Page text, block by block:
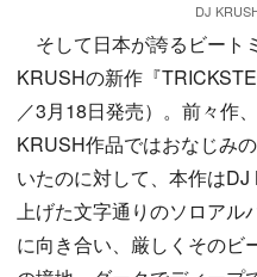
DJ
そして日本が誇るビート
KRUSHの新作『
／3月18日発売）。前々作
KRUSH作品ではおなじみ
いたのに対して、本作は
上げた文字通りのソロアル
に向き合い、厳しくそのビ